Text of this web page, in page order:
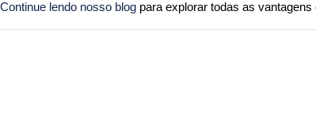
Continue lendo nosso blog para explorar todas as